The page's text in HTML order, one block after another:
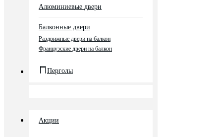
Алюминиевые двери
Балконные двери
Раздвижные двери на балкон
Французские двери на балкон
Перголы
Акции